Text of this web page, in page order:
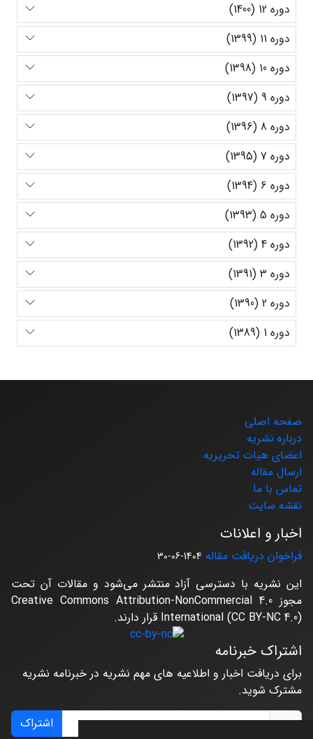
دوره 12 (1400)
دوره 11 (1399)
دوره 10 (1398)
دوره 9 (1397)
دوره 8 (1396)
دوره 7 (1395)
دوره 6 (1394)
دوره 5 (1393)
دوره 4 (1392)
دوره 3 (1391)
دوره 2 (1390)
دوره 1 (1389)
صفحه اصلی
درباره نشریه
اعضای هیات تحریریه
ارسال مقاله
تماس با ما
نقشه سایت
اخبار و اعلانات
فراخوان دریافت مقاله 1404-06-30
این نشریه با دسترسی آزاد منتشر می‌شود و مقالات آن تحت
مجوز Creative Commons Attribution-NonCommercial 4.0
International (CC BY-NC 4.0) قرار دارند.
اشتراک خبرنامه
برای دریافت اخبار و اطلاعیه های مهم نشریه در خبرنامه نشریه
مشترک شوید.
اشتراک